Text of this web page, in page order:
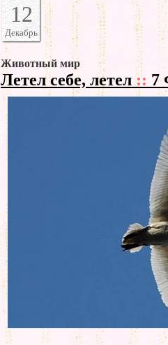
12
Декабрь
Животный мир
Летел себе, летел:: 7